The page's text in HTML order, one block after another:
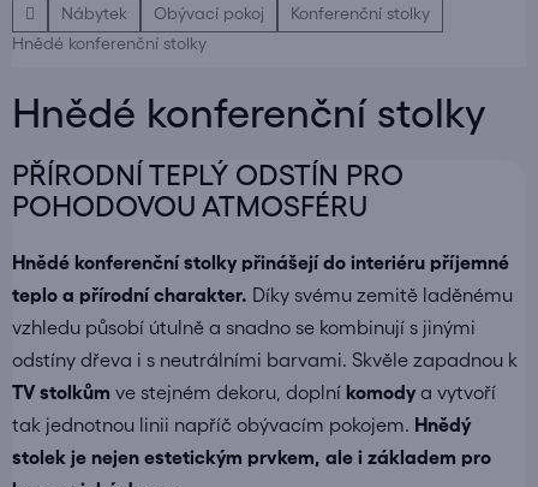
DomůNábytek Obývací pokoj
Konferenční stolky
Hnědé konferenční stolky
Hnědé konferenční stolky
PŘÍRODNÍ TEPLÝ ODSTÍN PRO
POHODOVOU ATMOSFÉRU
Hnědé konferenční stolky přinášejí do interiéru příjemné
teplo a přírodní charakter. Díky svému zemitě laděnému
vzhledu působí útulně a snadno se kombinují s jinými
odstíny dřeva i s neutrálními barvami. Skvěle zapadnou k
TV stolkům ve stejném dekoru, doplní komodya vytvoří
tak jednotnou linii napříč obývacím pokojem. Hnědý
stolek je nejen estetickým prvkem, ale i základem pro